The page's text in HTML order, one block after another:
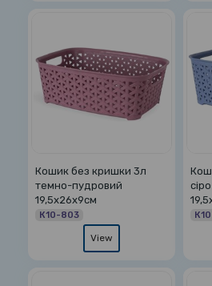
Кошик без кришки 3л
темно-пудровий
19,5х26х9см
К10-803
View